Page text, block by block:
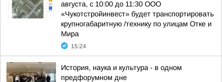
августа, с 10:00 до 11:30 ООО
«Чукотстройинвест» будет транспортировать
крупногабаритную /технику по улицам Отке и
Мира
15:24
История, наука и культура - в одном
предфорумном дне